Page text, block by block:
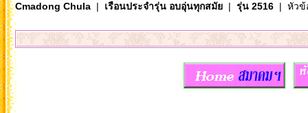
Cmadong Chula| เรือนประจำรุ่น อบอุ่นทุกสมัย| รุ่น 2516| หัวข้